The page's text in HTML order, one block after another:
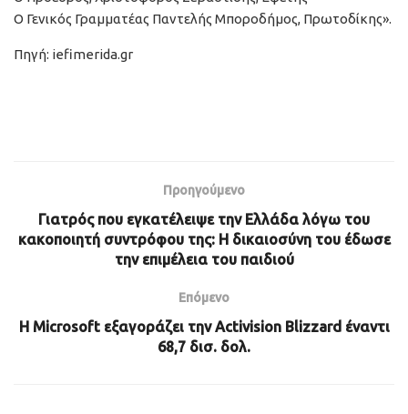
Ο Γενικός Γραμματέας Παντελής Μποροδήμος, Πρωτοδίκης».
Πηγή: iefimerida.gr
Προηγούμενο
Γιατρός που εγκατέλειψε την Ελλάδα λόγω του
κακοποιητή συντρόφου της: Η δικαιοσύνη του έδωσε
την επιμέλεια του παιδιού
Επόμενο
Η Microsoft εξαγοράζει την Activision Blizzard έναντι
68,7 δισ. δολ.